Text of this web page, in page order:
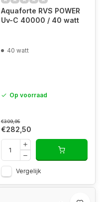
Aquaforte RVS POWER
Uv-C 40000 / 40 watt
40 watt
Op voorraad
€309,95
€282,50
Vergelijk